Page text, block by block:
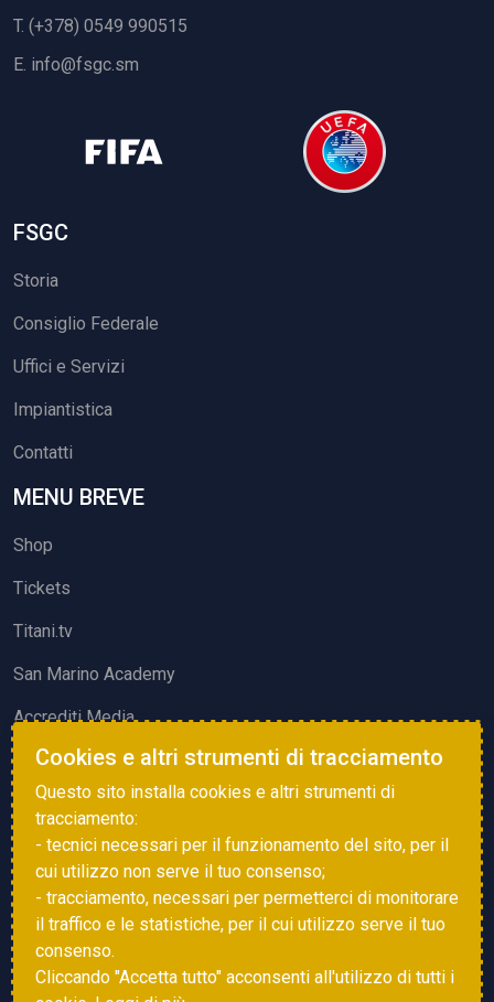
T. (+378) 0549 990515
E. info@fsgc.sm
FSGC
Storia
Consiglio Federale
Uffici e Servizi
Impiantistica
Contatti
MENU BREVE
Shop
Tickets
Titani.tv
San Marino Academy
Accrediti Media
ATTIVITÀ ED EVENTI
Squadre di Calcio
Associazione Sammarinese Arbitri
Vota gol e parata
Cookies e altri strumenti di tracciamento
Questo sito installa cookies e altri strumenti di
tracciamento:
- tecnici necessari per il funzionamento del sito, per il
cui utilizzo non serve il tuo consenso;
- tracciamento, necessari per permetterci di monitorare
il traffico e le statistiche, per il cui utilizzo serve il tuo
consenso.
Cliccando "Accetta tutto" acconsenti all'utilizzo di tutti i